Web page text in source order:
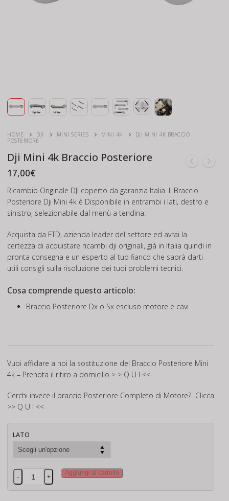
HOME DJI MINI SERIES MINI 4K
DJI MINI 4K BRACCIO
POSTERIORE
Dji Mini 4k Braccio Posteriore
17,00€
Ricambio Originale DJI coperto da garanzia Italia. Il Braccio
Posteriore Dji Mini 4k è Disponibile in entrambi i lati, destro e
sinistro, selezionabile dal menù a tendina.
Acquista da FTD, azienda leader del settore ed avrai la
certezza di acquistare ricambi dji originali, già in Italia quindi in
pronta consegna e un esperto al tuo fianco che saprà darti
utili consigli sulla risoluzione dei tuoi problemi tecnici.
Cosa comprende questo articolo:
Braccio Posteriore Dx o Sx escluso motore e cavi
Vuoi affidare a noi la sostituzione del Braccio Posteriore Mini
4k – Prenota il ritiro a domicilio > > Q U I <<
Cerchi invece il braccio Posteriore Completo di Motore? Clicca
>> Q U I <<
LATO
Dji
Mini
- +
Aggiungi al carrello